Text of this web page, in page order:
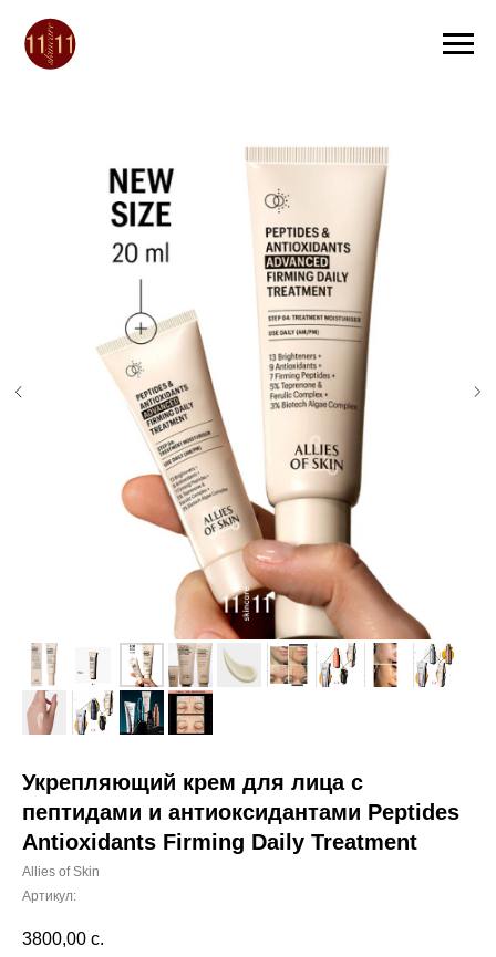
Укрепляющий крем для лица с
пептидами и антиоксидантами Peptides
Antioxidants Firming Daily Treatment
Allies of Skin
Артикул:
3800,00 с.